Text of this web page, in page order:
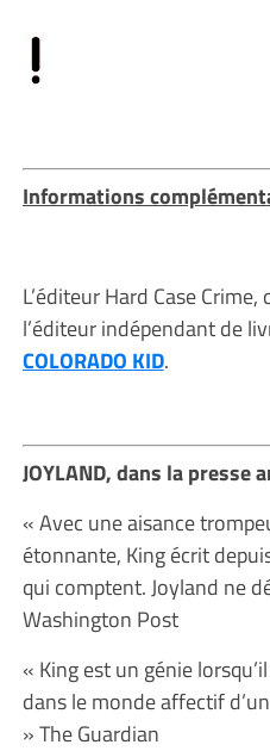
Informations
L’éditeur Hard Case
l’éditeur indépendant de
COLORADO KID.
JOYLAND, dans la presse
« Avec une aisance
étonnante, King écrit
qui comptent. Joyland ne
Washington Post
« King est un génie
dans le monde affectif
» The Guardian